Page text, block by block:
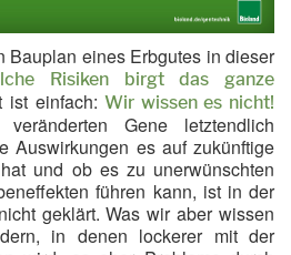
Bauplan eines Erbgutes in dieser
Risiken birgt das ganze
ist einfach:Wir wissen es nicht!
Gene letztendlich
Auswirkungen es auf zukünftige
und ob es zu unerwünschten
führen kann, ist in der
geklärt. Was wir aber wissen
in denen lockerer mit der